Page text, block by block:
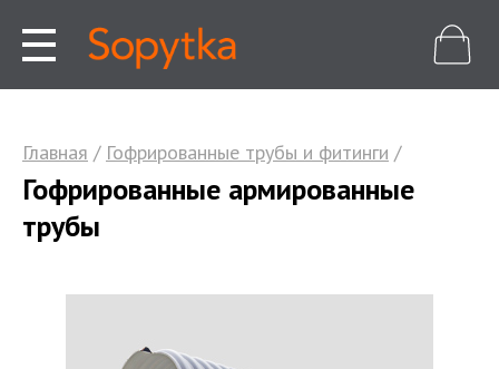
Главная / Гофрированные трубы и фитинги /
Гофрированные армированные
трубы